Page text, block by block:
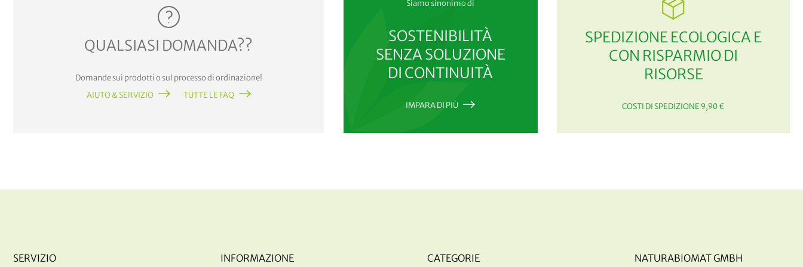
QUALSIASI DOMANDA??
Domande sui prodotti o sul processo di ordinazione!
AIUTO & SERVIZIO
TUTTE LE FAQ
Siamo sinonimo di
SOSTENIBILITÀ
SENZA SOLUZIONE
DI CONTINUITÀ
IMPARA DI PIÙ
SPEDIZIONE ECOLOGICA E
CON RISPARMIO DI
RISORSE
COSTI DI SPEDIZIONE 9,90 €
SERVIZIO INFORMAZIONE CATEGORIE NATURABIOMAT GMBH